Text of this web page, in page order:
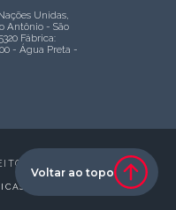
Unidas,
Antônio - São
Fábrica:
- Água Preta -
RESERVADOS
DE COOKIES
Voltar ao topo